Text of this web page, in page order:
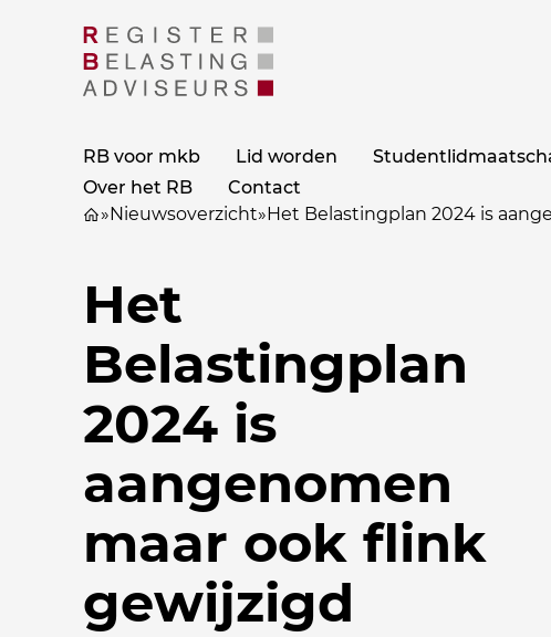
RB voor mkb Lid worden
Over het RB
Contact
»Nieuwsoverzicht»Het Belastingplan 2024 is
Het
Belastingplan
2024 is
aangenomen
maar ook flink
gewijzigd